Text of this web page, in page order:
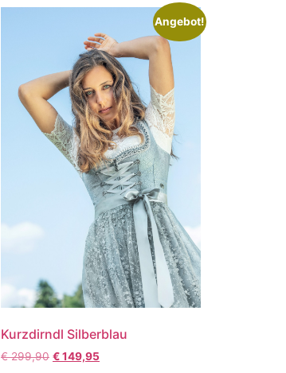
Angebot!
Kurzdirndl Silberblau
€299,90 €149,95